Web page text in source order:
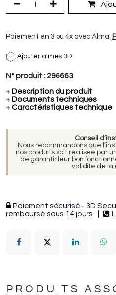
Paiement en 3 ou 4x avec Alma.
Ajouter à mes 3D
N° produit : 296663
+Description du produit
+Documents techniques
+Caractéristiques technique
Conseil
Nous recommandons que
nos produits soit réalisée par
de garantir leur bon
validité de la
Paiement sécurisé - 3D
remboursé sous 14 jours
PRODUITS